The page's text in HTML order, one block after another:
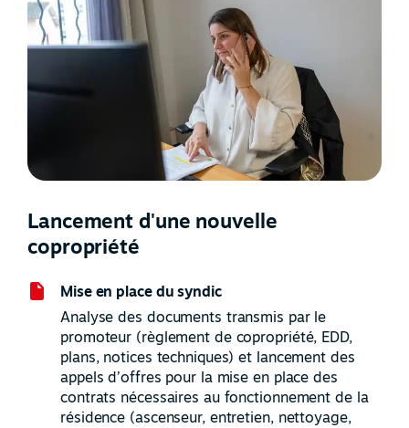
Lancement d'une nouvelle
copropriété
Mise en place du syndic
Analyse des documents transmis par le
promoteur (règlement de copropriété, EDD,
plans, notices techniques) et lancement des
appels d’offres pour la mise en place des
contrats nécessaires au fonctionnement de la
résidence (ascenseur, entretien, nettoyage,